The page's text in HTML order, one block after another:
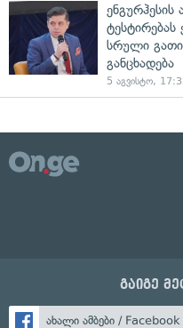
ენგურჰესის
სრული
განცხადება
5 აგვისტო,
გაიგე
ახალი ამბები / Facebook